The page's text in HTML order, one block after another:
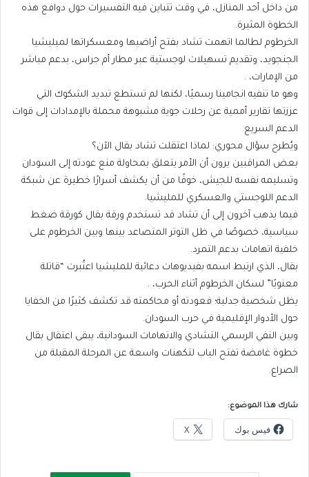
من داخل أحد المنازل، في وقت تتباين فيه التفسيرات حول دوافع هذه
الخطوة المثيرة.
الخرطوم لطالما اتهمت تشاد بفتح أراضيها ومعسكراتها لميليشيا
الجنجويد، وتقديم تسهيلات لوجستية عبر مطار أم جراس، بدعم مباشر
من الإمارات، .
وهو ما تنفيه انجامينا رسميًا، لكنها لم تستطع تبديد الشكوك التي
عززتها تقارير أممية عن رحلات جوية مشبوهة محملة بالإمدادات إلى قوات
الدعم السريع.
ويُطرح سؤال محوري: لماذا اعتقلت تشاد بقال الآن؟
بعض المراقبين يرون أن الأمر يتعلق بمحاولة منع عودته إلى السودان
وتسليمه نفسه للجيش، خوفًا من أن يكشف أسرارًا خطيرة عن شبكة
الدعم اللوجستي والعسكري للمليشيا.
فيما يذهب آخرون إلى أن تشاد قد تستخدم ورقة بقال كورقة ضغط
سياسية، خصوصًا في ظل التوتر المتصاعد بينها وبين الخرطوم على
خلفية اتهامات بدعم التمرد.
بقال، الذي ارتبط اسمه بفيديوهات دعائية للمليشيا اعتُبرت “قاتلة
معنويًا” لسكان الخرطوم أثناء الحرب، .
يظل شخصية جدلية؛ فعودته أو محاكمته قد تكشف كثيرًا من الخفايا
حول الأدوار الإقليمية في حرب السودان.
وبين النفي الرسمي التشادي والاتهامات السودانية، يبقى اعتقال بقال
خطوة غامضة تفتح الباب لتكهنات واسعة عن المرحلة المقبلة من
الصراع.
شارك هذا الموضوع:
فيس بوك X